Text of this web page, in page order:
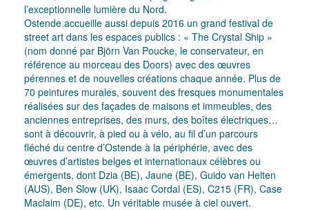
l’exceptionnelle lumière du Nord.
Ostende accueille aussi depuis 2016 un grand festival de
street art dans les espaces publics : « The Crystal Ship »
(nom donné par Björn Van Poucke, le conservateur, en
référence au morceau des Doors) avec des œuvres
pérennes et de nouvelles créations chaque année. Plus de
70 peintures murales, souvent des fresques monumentales
réalisées sur des façades de maisons et immeubles, des
anciennes entreprises, des murs, des boîtes électriques…
sont à découvrir, à pied ou à vélo, au fil d’un parcours
fléché du centre d’Ostende à la périphérie, avec des
œuvres d’artistes belges et internationaux célèbres ou
émergents, dont Dzia (BE), Jaune (BE), Guido van Helten
(AUS), Ben Slow (UK), Isaac Cordal (ES), C215 (FR), Case
Maclaim (DE), etc. Un véritable musée à ciel ouvert.